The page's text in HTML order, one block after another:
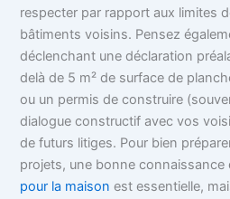
respecter par rapport aux limites
bâtiments voisins. Pensez
déclenchant une déclaration
delà de 5 m² de surface de
ou un permis de construire
dialogue constructif avec vos
de futurs litiges. Pour bien
projets, une bonne
pour la maison est essentielle,